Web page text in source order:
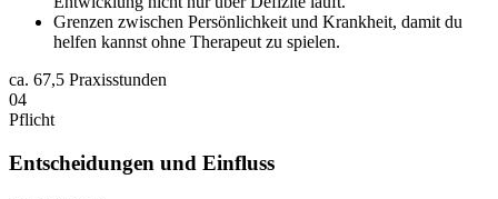
Grenzen zwischen Persönlichkeit und Krankheit, damit du
helfen kannst ohne Therapeut zu spielen.
ca. 67,5 Praxisstunden
04
Pflicht
Entscheidungen und Einfluss